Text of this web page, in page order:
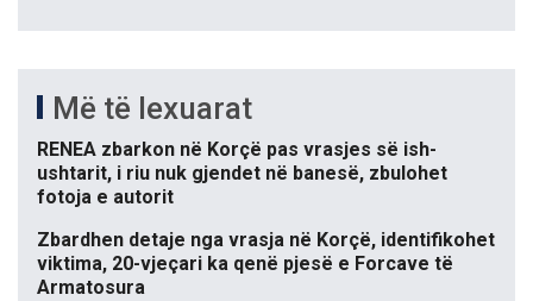
Më të lexuarat
RENEA zbarkon në Korçë pas vrasjes së ish-
ushtarit, i riu nuk gjendet në banesë, zbulohet
fotoja e autorit
Zbardhen detaje nga vrasja në Korçë, identifikohet
viktima, 20-vjeçari ka qenë pjesë e Forcave të
Armatosura